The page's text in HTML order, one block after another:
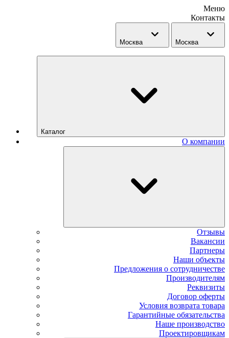
Меню
Контакты
Москва Москва
Каталог
О компании
Отзывы
Вакансии
Партнеры
Наши объекты
Предложения о сотрудничестве
Производителям
Реквизиты
Договор оферты
Условия возврата товара
Гарантийные обязательства
Наше производство
Проектировщикам